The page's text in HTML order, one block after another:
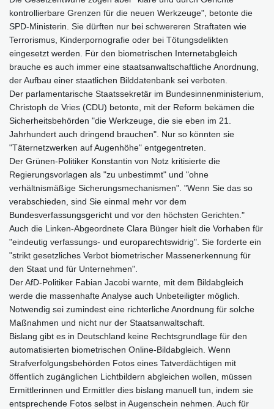
kontrollierbare Grenzen für die neuen Werkzeuge", betonte die
SPD-Ministerin. Sie dürften nur bei schwereren Straftaten wie
Terrorismus, Kinderpornografie oder bei Tötungsdelikten
eingesetzt werden. Für den biometrischen Internetabgleich
brauche es auch immer eine staatsanwaltschaftliche Anordnung,
der Aufbau einer staatlichen Bilddatenbank sei verboten.
Der parlamentarische Staatssekretär im Bundesinnenministerium,
Christoph de Vries (CDU) betonte, mit der Reform bekämen die
Sicherheitsbehörden "die Werkzeuge, die sie eben im 21.
Jahrhundert auch dringend brauchen". Nur so könnten sie
"Täternetzwerken auf Augenhöhe" entgegentreten.
Der Grünen-Politiker Konstantin von Notz kritisierte die
Regierungsvorlagen als "zu unbestimmt" und "ohne
verhältnismäßige Sicherungsmechanismen". "Wenn Sie das so
verabschieden, sind Sie einmal mehr vor dem
Bundesverfassungsgericht und vor den höchsten Gerichten."
Auch die Linken-Abgeordnete Clara Bünger hielt die Vorhaben für
"eindeutig verfassungs- und europarechtswidrig". Sie forderte ein
"strikt gesetzliches Verbot biometrischer Massenerkennung für
den Staat und für Unternehmen".
Der AfD-Politiker Fabian Jacobi warnte, mit dem Bildabgleich
werde die massenhafte Analyse auch Unbeteiligter möglich.
Notwendig sei zumindest eine richterliche Anordnung für solche
Maßnahmen und nicht nur der Staatsanwaltschaft.
Bislang gibt es in Deutschland keine Rechtsgrundlage für den
automatisierten biometrischen Online-Bildabgleich. Wenn
Strafverfolgungsbehörden Fotos eines Tatverdächtigen mit
öffentlich zugänglichen Lichtbildern abgleichen wollen, müssen
Ermittlerinnen und Ermittler dies bislang manuell tun, indem sie
entsprechende Fotos selbst in Augenschein nehmen. Auch für